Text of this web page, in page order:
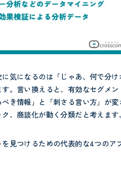
気になるのは「じゃあ、何で分け
。言い換えると、有効なセグメン
き情報」と「刺さる言い方」が変
、商談化が動く分類だと考えます
見つけるための代表的な4つのア